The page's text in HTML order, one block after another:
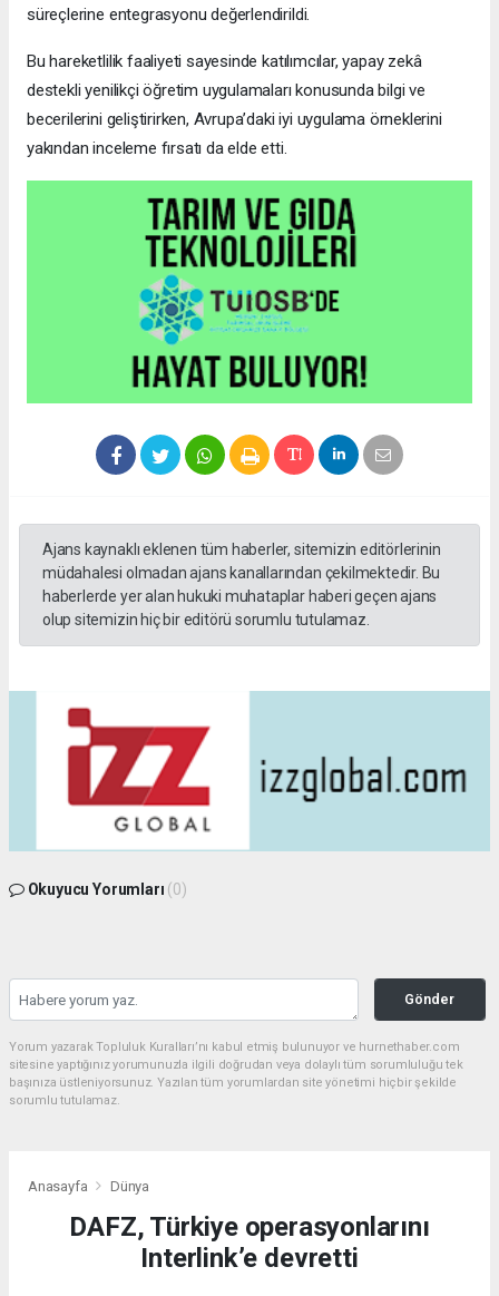
süreçlerine entegrasyonu değerlendirildi.
Bu hareketlilik faaliyeti sayesinde katılımcılar, yapay zekâ
destekli yenilikçi öğretim uygulamaları konusunda bilgi ve
becerilerini geliştirirken, Avrupa’daki iyi uygulama örneklerini
yakından inceleme fırsatı da elde etti.
Ajans kaynaklı eklenen tüm haberler, sitemizin editörlerinin
müdahalesi olmadan ajans kanallarından çekilmektedir. Bu
haberlerde yer alan hukuki muhataplar haberi geçen ajans
olup sitemizin hiç bir editörü sorumlu tutulamaz.
Okuyucu Yorumları (0)
Gönder
Yorum yazarak Topluluk Kuralları’nı kabul etmiş bulunuyor ve hurnethaber.com
sitesine yaptığınız yorumunuzla ilgili doğrudan veya dolaylı tüm sorumluluğu tek
başınıza üstleniyorsunuz. Yazılan tüm yorumlardan site yönetimi hiçbir şekilde
sorumlu tutulamaz.
Anasayfa Dünya
DAFZ, Türkiye operasyonlarını
Interlink’e devretti